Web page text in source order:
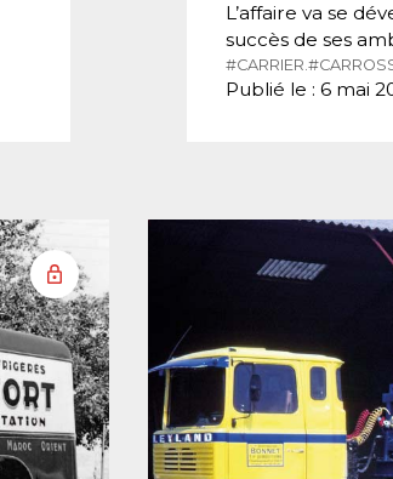
L’affaire va se
succès de ses
#CARRIER.
Publié le : 6 mai